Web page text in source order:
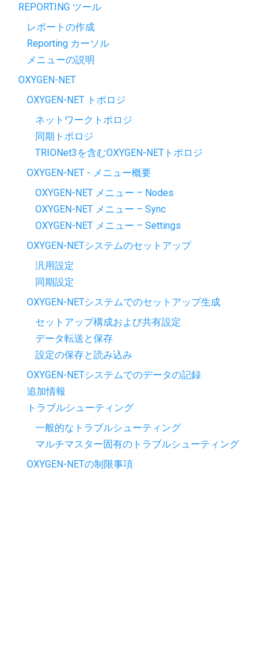
REPORTING ツール
レポートの作成
Reporting カーソル
メニューの説明
OXYGEN-NET
OXYGEN-NET トポロジ
ネットワークトポロジ
同期トポロジ
TRIONet3を含むOXYGEN-NETトポロジ
OXYGEN-NET - メニュー概要
OXYGEN-NET メニュー – Nodes
OXYGEN-NET メニュー – Sync
OXYGEN-NET メニュー – Settings
OXYGEN-NETシステムのセットアップ
汎用設定
同期設定
OXYGEN-NETシステムでのセットアップ生成
セットアップ構成および共有設定
データ転送と保存
設定の保存と読み込み
OXYGEN-NETシステムでのデータの記録
追加情報
トラブルシューティング
一般的なトラブルシューティング
マルチマスター固有のトラブルシューティング
OXYGEN-NETの制限事項